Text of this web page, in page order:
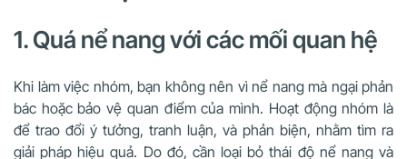
1. Quá nể nang với các mối quan hệ
Khi làm việc nhóm, bạn không nên vì nể nang mà ngại phản
bác hoặc bảo vệ quan điểm của mình. Hoạt động nhóm là
để trao đổi ý tưởng, tranh luận, và phản biện, nhằm tìm ra
giải pháp hiệu quả. Do đó, cần loại bỏ thái độ nể nang và